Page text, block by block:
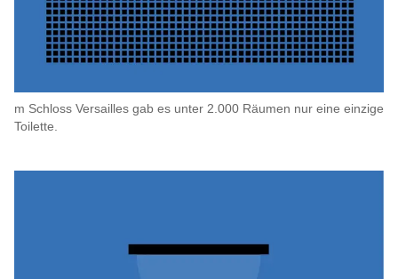
m Schloss Versailles gab es unter 2.000 Räumen nur eine einzige
Toilette.